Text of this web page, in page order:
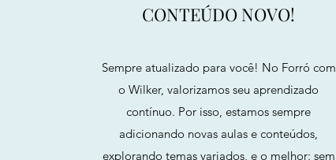
CONTEÚDO NOVO!
Sempre atualizado para você! No Forró com
o Wilker, valorizamos seu aprendizado
contínuo. Por isso, estamos sempre
adicionando novas aulas e conteúdos,
explorando temas variados, e o melhor: sem